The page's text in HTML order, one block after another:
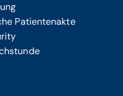
Patientenakte